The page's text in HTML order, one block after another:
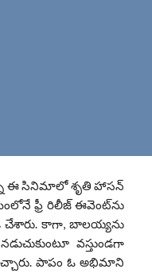
ఈ సినిమాలో శృతి హాసన్
ఫ్రీ రిలీజ్ ఈవెంట్‌ను
చేశారు. కాగా, బాలయ్యను
వస్తుండగా
పాపం ఓ అభిమాని